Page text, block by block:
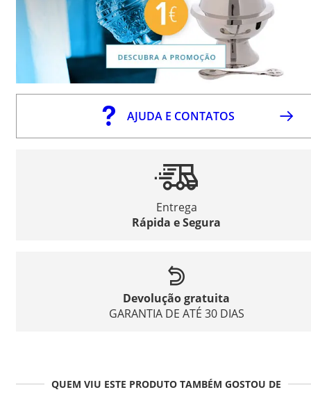
AJUDA E CONTATOS
Entrega
Rápida e Segura
Devolução gratuita
GARANTIA DE ATÉ 30 DIAS
QUEM VIU ESTE PRODUTO TAMBÉM GOSTOU DE